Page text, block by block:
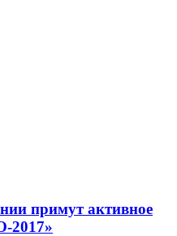
примут активное
2017»